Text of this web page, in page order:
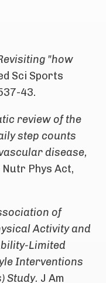
"how
Sci Sports
43.
review of the
step counts
disease,
Phys Act,
of
Activity and
Limited
Interventions
Study. J Am